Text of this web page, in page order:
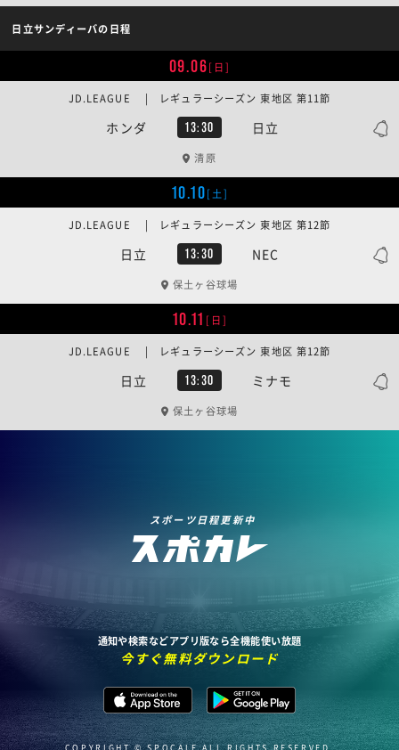
日立サンディーバの日程
09.06[日]
ホンダ 13:30 日立
JD.LEAGUE | レギュラーシーズン 東地区 第11節
清原
10.10[土]
日立 13:30 NEC
JD.LEAGUE | レギュラーシーズン 東地区 第12節
保土ヶ谷球場
10.11 [日]
日立 13:30 ミナモ
JD.LEAGUE | レギュラーシーズン 東地区 第12節
保土ヶ谷球場
スポーツ日程更新中
通知や検索などアプリ版なら全機能使い放題
今すぐ無料ダウンロード